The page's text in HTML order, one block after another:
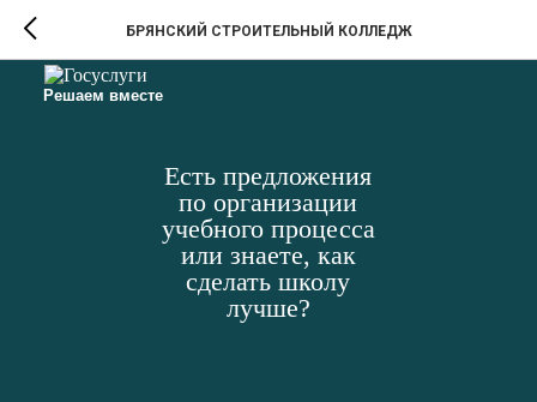
Решаем вместе
Есть предложения
по организации
учебного процесса
или знаете, как
сделать школу
лучше?
БРЯНСКИЙ СТРОИТЕЛЬНЫЙ КОЛЛЕДЖ